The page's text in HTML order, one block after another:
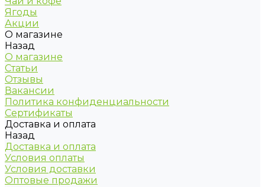
Ягоды
Акции
О магазине
Назад
О магазине
Статьи
Отзывы
Вакансии
Политика конфиденциальности
Сертификаты
Доставка и оплата
Назад
Доставка и оплата
Условия оплаты
Условия доставки
Оптовые продажи